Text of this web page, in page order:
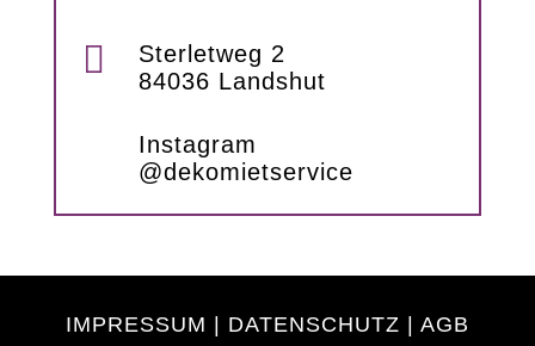

Sterletweg 2
84036 Landshut
Instagram
@dekomietservice
IMPRESSUM | DATENSCHUTZ | AGB